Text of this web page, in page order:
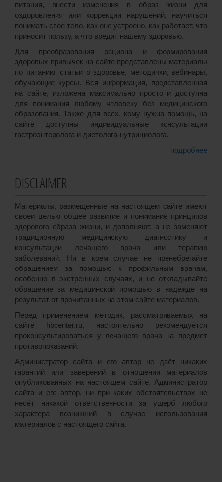
питания, внести изменения в образ жизни для
оздоровления или коррекции нарушений, научиться
понимать свое тело, как оно устроено, как работает, что
приносит пользу, а что вредит нашему здоровью.
Для преобразования рациона и формирования
здоровых привычек на сайте представлены материалы
по питанию, статьи о здоровье, методички, вебинары,
обучающие курсы. Вся информация, представленная
на сайте, изложена максимально просто и доступна
для понимания любому человеку без медицинского
образования. Также для всех, кому нужна помощь, на
сайте доступны индивидуальные консультации
гастроэнтеролога и диетолога-нутрициолога.
подробнее
DISCLAIMER
Материалы, размещенные на настоящем сайте имеют
своей целью общее развитие и понимание принципов
здорового образа жизни, и дополняют, а не заменяют
традиционную медицинскую диагностику и
консультации лечащего врача или терапию
заболеваний. Ни в коем случае не пренебрегайте
обращением за помощью к профильным врачам,
особенно в экстренных случаях, и не откладывайте
обращение за медицинской помощью в надежде на
результат от прочитанных на этом сайте материалов.
Перед применением методик, рассматриваемых на
сайте hbcenter.ru, настоятельно рекомендуется
проконсультироваться у лечащего врача на предмет
противопоказаний.
Администратор сайта и его автор не даёт никаких
гарантий или заверений в отношении материалов
опубликованных на настоящем сайте. Администратор
сайта и его автор, ни при каких обстоятельствах не
несёт никакой ответственности за ущерб любого
характера возникший в случае использования
материалов с настоящего сайта.